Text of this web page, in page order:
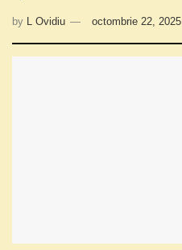
by L Ovidiu octombrie 22, 2025